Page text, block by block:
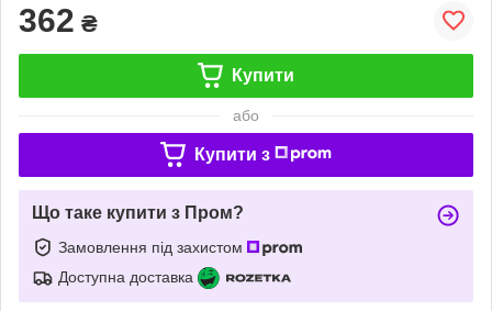
362 ₴
Купити
або
Купити з
Що таке купити з Пром?
Замовлення під захистом
Доступна доставка